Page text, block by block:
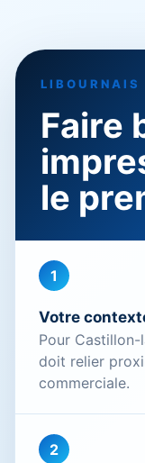
LIBOURNAIS
Faire
le
1
Votre
Pour
doit relier
commerciale.
2